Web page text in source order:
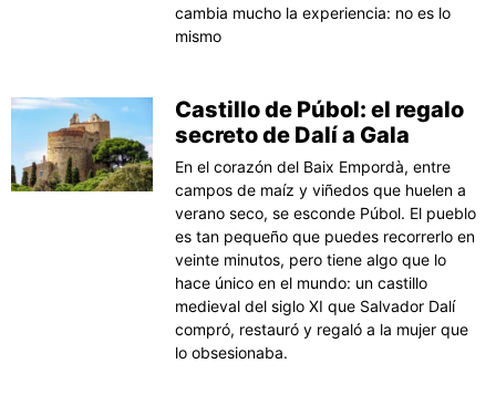
cambia mucho la experiencia: no es lo
mismo
Castillo de Púbol: el regalo
secreto de Dalí a Gala
En el corazón del Baix Empordà, entre
campos de maíz y viñedos que huelen a
verano seco, se esconde Púbol. El pueblo
es tan pequeño que puedes recorrerlo en
veinte minutos, pero tiene algo que lo
hace único en el mundo: un castillo
medieval del siglo XI que Salvador Dalí
compró, restauró y regaló a la mujer que
lo obsesionaba.